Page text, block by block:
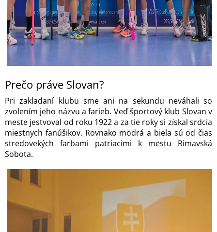
Prečo práve Slovan?
Pri zakladaní klubu sme ani na sekundu neváhali so
zvolením jeho názvu a farieb. Veď športový klub Slovan v
meste jestvoval od roku 1922 a za tie roky si získal srdcia
miestnych fanúšikov. Rovnako modrá a biela sú od čias
stredovekých farbami patriacimi k mestu Rimavská
Sobota.